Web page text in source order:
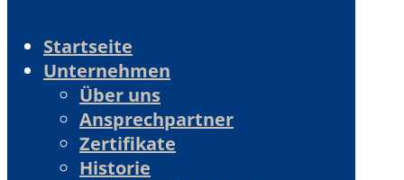
Startseite
Unternehmen
Über uns
Ansprechpartner
Zertifikate
Historie